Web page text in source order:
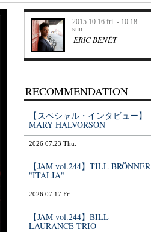
2015 10.16 fri. - 10.18
sun.
ERIC BENÉT
RECOMMENDATION
【スペシャル・インタビュー】
MARY HALVORSON
2026 07.23 Thu.
【JAM vol.244】TILL BRÖNNER
"ITALIA"
2026 07.17 Fri.
【JAM vol.244】BILL
LAURANCE TRIO